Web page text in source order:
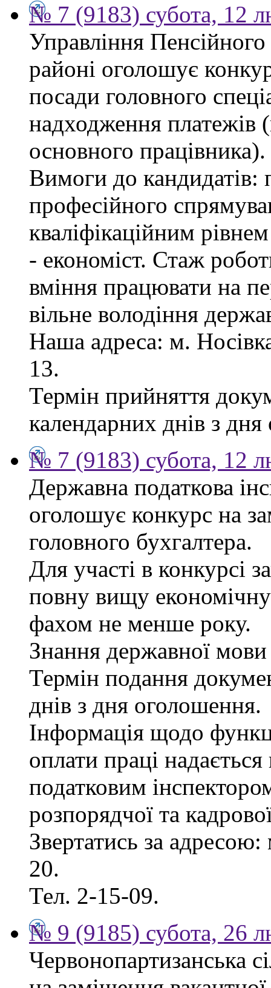
№ 7 (9183) субота, 12
Управління
районі оголошує
посади головного
надходження платежів
основного працівника).
Вимоги до кандидатів:
професійного
кваліфікаційним
- економіст. Стаж
вміння працювати на
вільне володіння
Наша адреса: м.
13.
Термін прийняття
календарних днів з
№ 7 (9183) субота, 12
Державна податкова
оголошує конкурс на
головного бухгалтера.
Для участі в конкурсі
повну вищу економічну
фахом не менше року.
Знання державної
Термін подання
днів з дня оголошення.
Інформація щодо
оплати праці
податковим
розпорядчої та
Звертатись за
20.
Тел. 2-15-09.
№ 9 (9185) субота, 26
Червонопартизанська